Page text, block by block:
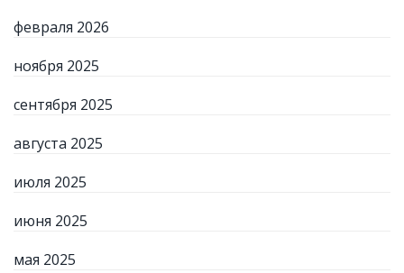
февраля 2026
ноября 2025
сентября 2025
августа 2025
июля 2025
июня 2025
мая 2025